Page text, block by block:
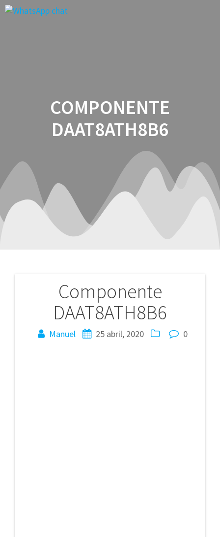
COMPONENTE
DAAT8ATH8B6
Componente
DAAT8ATH8B6
Manuel 25 abril, 2020 0
Navegación
entradas